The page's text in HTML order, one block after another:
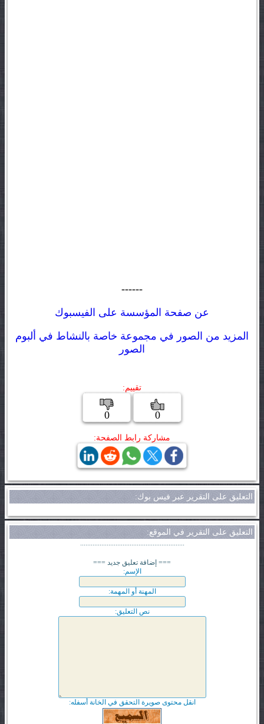
------
عن صفحة المؤسسة على الفيسبوك
المزيد من الصور في مجموعة خاصة بالنشاط في ألبوم
الصور
تقييم:
0
0
مشاركة رابط الصفحة:
التعليق على التقرير عبر فيس بوك:
التعليق على التقرير في الموقع:
=== إضافة تعليق جديد ===
الإسم:
المهنة أو المهمة:
نص التعليق:
انقل محتوى صويرة التحقق في الخانة أسفله: